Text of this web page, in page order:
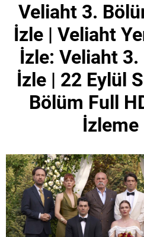
Veliaht 3.
İzle | Veliaht
İzle: Veliaht 3.
İzle | 22 Eylül
Bölüm Full